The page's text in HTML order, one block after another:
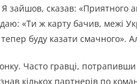
зайшов, сказав: «Приятного
«Ти ж карту бачив, межі
буду казати смачного».
Часто гравці,
кількох партнерів по